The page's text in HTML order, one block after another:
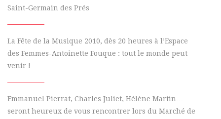
Saint-Germain des Prés
La Fête de la Musique 2010, dès 20 heures à l’Espace
des Femmes-Antoinette Fouque : tout le monde peut
venir !
Emmanuel Pierrat, Charles Juliet, Hélène Martin…
seront heureux de vous rencontrer lors du Marché de